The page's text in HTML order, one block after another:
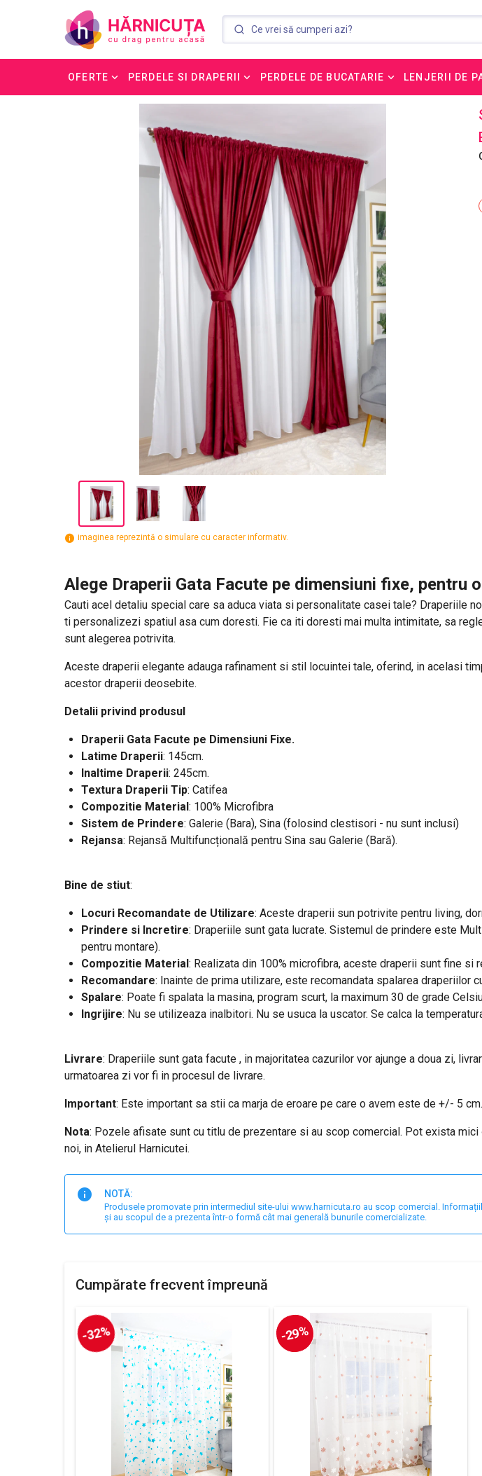
OFERTE PERDELE SI DRAPERII PERDELE DE BUCATARIE LENJERII DE
imaginea reprezintă o simulare cu caracter informativ.
Alege Draperii Gata Facute pe dimensiuni fixe, pentru
Cauti acel detaliu special care sa aduca viata si personalitate casei tale? Draperiile
ti personalizezi spatiul asa cum doresti. Fie ca iti doresti mai multa intimitate, sa
sunt alegerea potrivita.
Aceste draperii elegante adauga rafinament si stil locuintei tale, oferind, in acelasi
acestor draperii deosebite.
Detalii privind produsul
Draperii Gata Facute pe Dimensiuni Fixe.
Latime Draperii: 145cm.
Inaltime Draperii: 245cm.
Textura Draperii Tip: Catifea
Compozitie Material: 100% Microfibra
Sistem de Prindere: Galerie (Bara), Sina (folosind clestisori - nu sunt inclusi)
Rejansa: Rejansă Multifuncțională pentru Sina sau Galerie (Bară).
Bine de stiut:
Locuri Recomandate de Utilizare: Aceste draperii sun potrivite pentru living,
Prindere si Incretire: Draperiile sunt gata lucrate. Sistemul de prindere este
pentru montare).
Compozitie Material: Realizata din 100% microfibra, aceste draperii sunt fine si
Recomandare: Inainte de prima utilizare, este recomandata spalarea draperiilor
Spalare: Poate fi spalata la masina, program scurt, la maximum 30 de grade
Ingrijire: Nu se utilizeaza inalbitori. Nu se usuca la uscator. Se calca la
Livrare: Draperiile sunt gata facute , in majoritatea cazurilor vor ajunge a doua zi,
urmatoarea zi vor fi in procesul de livrare.
Important: Este important sa stii ca marja de eroare pe care o avem este de +/- 5 cm.
Nota: Pozele afisate sunt cu titlu de prezentare si au scop comercial. Pot exista
noi, in Atelierul Harnicutei.
NOTĂ:
Produsele promovate prin intermediul site-ului www.harnicuta.ro au scop comercial.
și au scopul de a prezenta într-o formă cât mai generală bunurile comercializate.
Cumpărate frecvent împreună
-32% -29%